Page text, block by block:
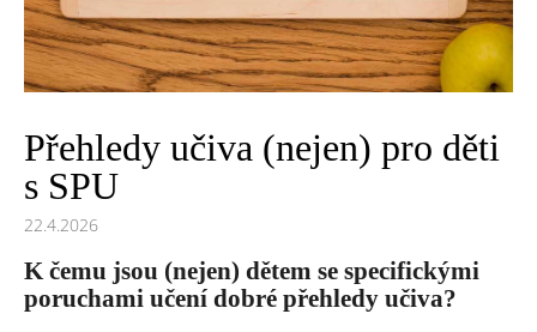
ů
Přehledy učiva (nejen) pro děti
s SPU
22.4.2026
K čemu jsou (nejen) dětem se specifickými
poruchami učení dobré přehledy učiva?
a
í
?